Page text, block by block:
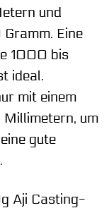
und
Eine
1000 bis
ideal.
mit einem
um
gute
Aji Casting-